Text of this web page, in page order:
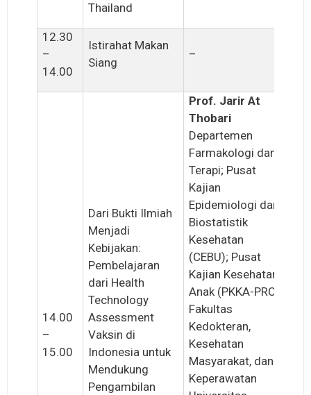
Thailand
12.30
–
14.00
Istirahat Makan
Siang
–
14.00
–
15.00
Dari Bukti Ilmiah
Menjadi
Kebijakan:
Pembelajaran
dari Health
Technology
Assessment
Vaksin di
Indonesia untuk
Mendukung
Pengambilan
Prof. Jarir At
Thobari
Departemen
Farmakologi dan
Terapi; Pusat
Kajian
Epidemiologi dan
Biostatistik
Kesehatan
(CEBU); Pusat
Kajian Kesehatan
Anak (PKKA-PRO),
Fakultas
Kedokteran,
Kesehatan
Masyarakat, dan
Keperawatan